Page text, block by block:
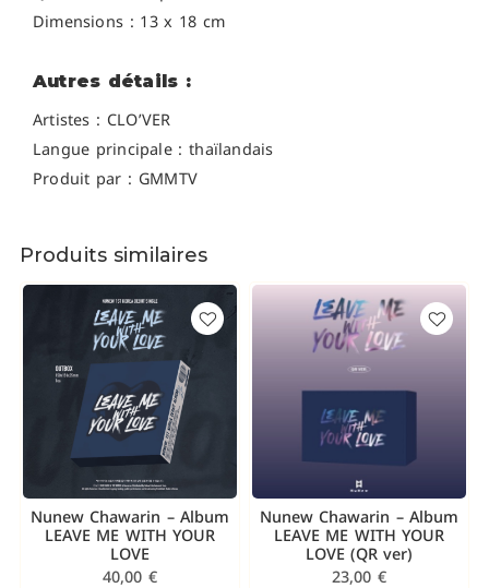
Dimensions : 13 x 18 cm
Autres détails :
Artistes : CLO’VER
Langue principale : thaïlandais
Produit par : GMMTV
Produits similaires
Nunew Chawarin – Album
LEAVE ME WITH YOUR
LOVE
40,00 €
Nunew Chawarin – Album
LEAVE ME WITH YOUR
LOVE (QR ver)
23,00 €